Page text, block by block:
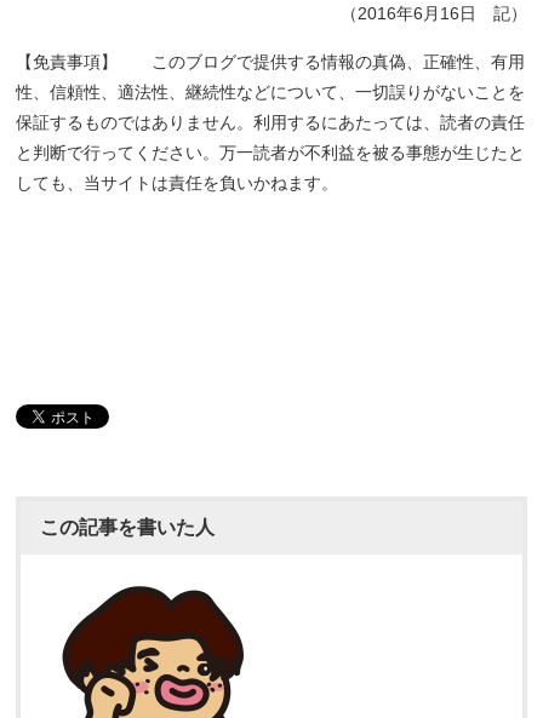
（2016年6月16日 記）
【免責事項】 このブログで提供する情報の真偽、正確性、有用
性、信頼性、適法性、継続性などについて、一切誤りがないことを
保証するものではありません。利用するにあたっては、読者の責任
と判断で行ってください。万一読者が不利益を被る事態が生じたと
しても、当サイトは責任を負いかねます。
この記事を書いた人